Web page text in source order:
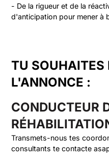
- De la rigueur et de la
d'anticipation pour mener à
TU SOUHAITES
L'ANNONCE :
CONDUCTEUR
Transmets-nous tes
consultants te contacte